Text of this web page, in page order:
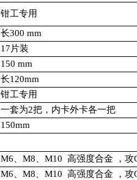
钳工专用
长300 mm
17片装
150 mm
长120mm
钳工专用
一套为2把，内卡外卡各一把
150mm
M6、M8、M10 高强度合金 ，攻
M6、M8、M10 高强度合金 ，攻